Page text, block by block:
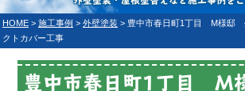
HOME > 施工事例 > 外壁塗装 > 豊中市春日町1丁目 M様邸
クトカバー工事
豊中市春日町1丁目